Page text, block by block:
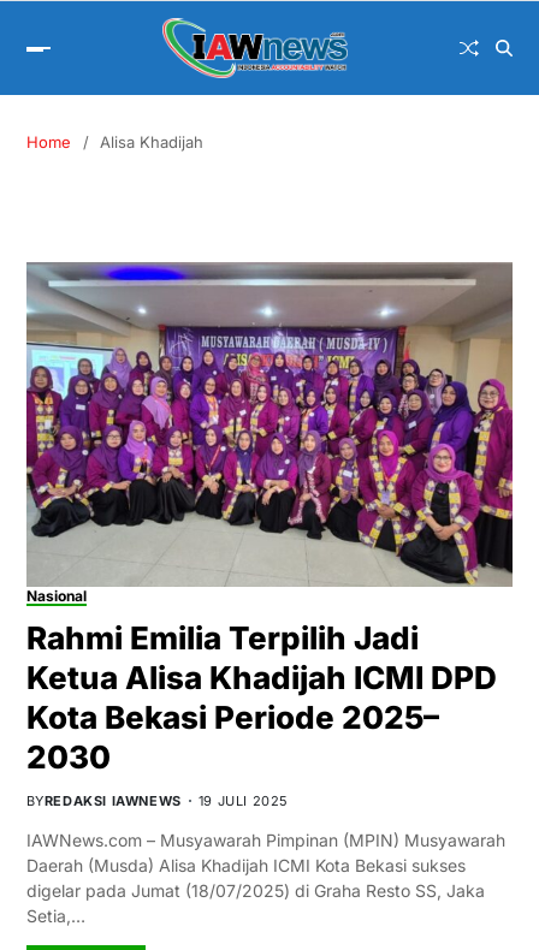
Home Alisa Khadijah
Nasional
Rahmi Emilia Terpilih Jadi
Ketua Alisa Khadijah ICMI DPD
Kota Bekasi Periode 2025–
2030
BYREDAKSI IAWNEWS 19 JULI 2025
IAWNews.com – Musyawarah Pimpinan (MPIN) Musyawarah
Daerah (Musda) Alisa Khadijah ICMI Kota Bekasi sukses
digelar pada Jumat (18/07/2025) di Graha Resto SS, Jaka
Setia,…